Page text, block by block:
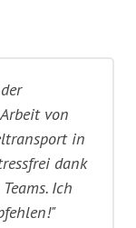
von
in
dank
Ich